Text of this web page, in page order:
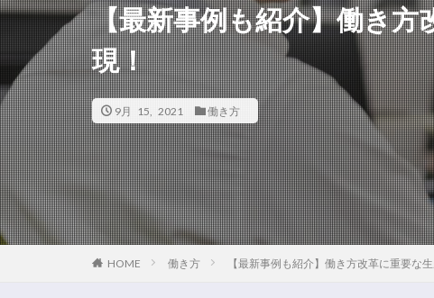
【最新事例も紹介】働き方
現！
9月 15, 2021 働き方
HOME 働き方 【最新事例も紹介】働き方改革に重要な